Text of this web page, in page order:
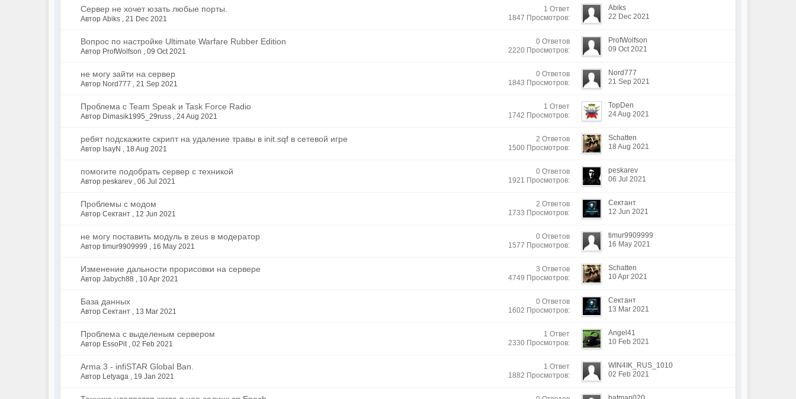
Сервер не хочет юзать любые порты.
Автор Abiks , 21 Dec 2021
1 Ответ
1847 Просмотров:
Abiks
22 Dec 2021
Вопрос по настройке Ultimate Warfare Rubber Edition
Автор ProfWolfson , 09 Oct 2021
0 Ответов
2220 Просмотров:
ProfWolfson
09 Oct 2021
не могу зайти на сервер
Автор Nord777 , 21 Sep 2021
0 Ответов
1843 Просмотров:
Nord777
21 Sep 2021
Проблема с Team Speak и Task Force Radio
Автор Dimasik1995_29russ , 24 Aug 2021
1 Ответ
1742 Просмотров:
TopDen
24 Aug 2021
ребят подскажите скрипт на удаление травы в init.sqf в сетевой игре
Автор IsayN , 18 Aug 2021
2 Ответов
1500 Просмотров:
Schatten
18 Aug 2021
помогите подобрать сервер с техникой
Автор peskarev , 06 Jul 2021
0 Ответов
1921 Просмотров:
peskarev
06 Jul 2021
Проблемы с модом
Автор Сектант , 12 Jun 2021
2 Ответов
1733 Просмотров:
Сектант
12 Jun 2021
не могу поставить модуль в zeus в модератор
Автор timur9909999 , 16 May 2021
0 Ответов
1577 Просмотров:
timur9909999
16 May 2021
Изменение дальности прорисовки на сервере
Автор Jabych88 , 10 Apr 2021
3 Ответов
4749 Просмотров:
Schatten
10 Apr 2021
База данных
Автор Сектант , 13 Mar 2021
0 Ответов
1602 Просмотров:
Сектант
13 Mar 2021
Проблема с выделеным сервером
Автор EssoPit , 02 Feb 2021
1 Ответ
2330 Просмотров:
Angel41
10 Feb 2021
Arma 3 - infiSTAR Global Ban.
Автор Letyaga , 19 Jan 2021
1 Ответ
1882 Просмотров:
WIN4IK_RUS_1010
02 Feb 2021